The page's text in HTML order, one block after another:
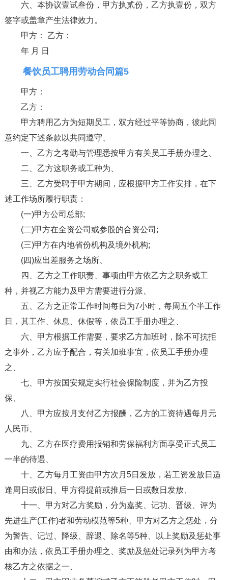
六、本协议壹试叁份，甲方执贰份，乙方执壹份，双方
签字或盖章产生法律效力。
甲方： 乙方：
年 月 日
餐饮员工聘用劳动合同篇5
甲方：
乙方：
甲方聘用乙方为短期员工，双方经过平等协商，彼此同
意约定下述条款以共同遵守、
一、乙方之考勤与管理悉按甲方有关员工手册办理之、
二、乙方这职务或工种为、
三、乙方受聘于甲方期间，应根据甲方工作安排，在下
述工作场所履行职责：
(一)甲方公司总部;
(二)甲方在全资公司或参股的合资公司;
(三)甲方在内地省份机构及境外机构;
(四)应出差服务之场所、
四、乙方之工作职责、事项由甲方依乙方之职务或工
种，并视乙方能力及甲方需要进行分派、
五、乙方之正常工作时间每日为7小时，每周五个半工作
日，其工作、休息、休假等，依员工手册办理之、
六、甲方根据工作需要，要求乙方加班时，除不可抗拒
之事外，乙方应予配合，有关加班事宜，依员工手册办理
之、
七、甲方按国安规定实行社会保险制度，并为乙方投
保、
八、甲方应按月支付乙方报酬，乙方的工资待遇每月元
人民币、
九、乙方在医疗费用报销和劳保福利方面享受正式员工
一半的待遇、
十、乙方每月工资由甲方次月5日发放，若工资发放日适
逢周日或假日、甲方得提前或推后一日或数日发放、
十一、甲方对乙方奖励，分为嘉奖、记功、晋级、评为
先进生产(工作)者和劳动模范等5种、甲方对乙方之惩处，分
为警告、记过、降级、辞退、除名等5种、以上奖励及惩处事
由和办法，依员工手册办理之、奖励及惩处记录列为甲方考
核乙方之依据之一、